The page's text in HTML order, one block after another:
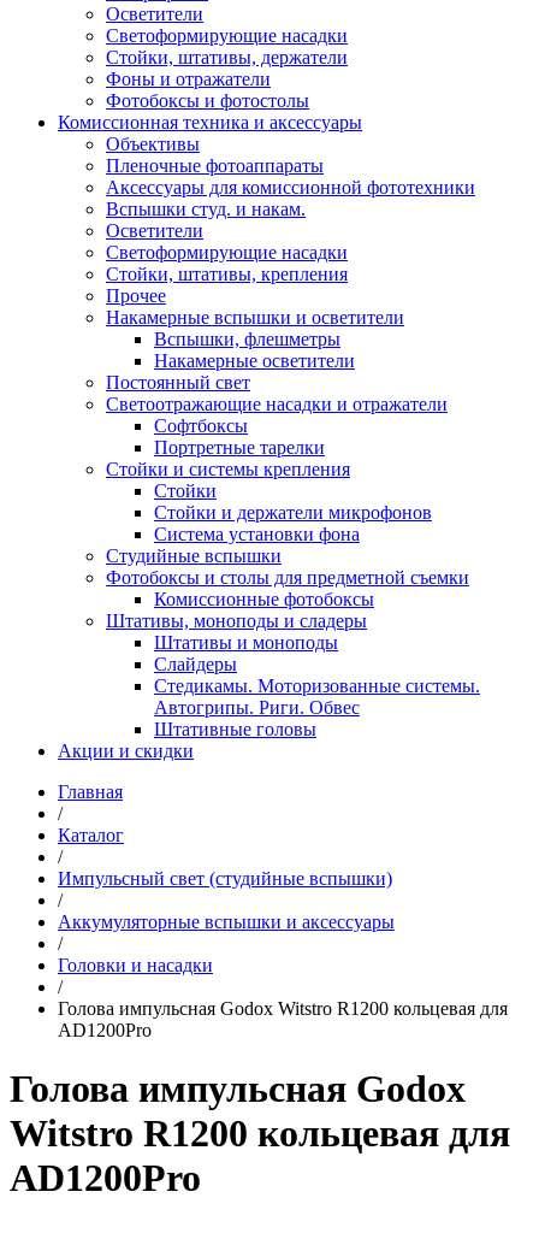
Осветители
Светоформирующие насадки
Стойки, штативы, держатели
Фоны и отражатели
Фотобоксы и фотостолы
Комиссионная техника и аксессуары
Объективы
Пленочные фотоаппараты
Аксессуары для комиссионной фототехники
Вспышки студ. и накам.
Осветители
Светоформирующие насадки
Стойки, штативы, крепления
Прочее
Накамерные вспышки и осветители
Вспышки, флешметры
Накамерные осветители
Постоянный свет
Светоотражающие насадки и отражатели
Софтбоксы
Портретные тарелки
Стойки и системы крепления
Стойки
Стойки и держатели микрофонов
Система установки фона
Студийные вспышки
Фотобоксы и столы для предметной съемки
Комиссионные фотобоксы
Штативы, моноподы и сладеры
Штативы и моноподы
Слайдеры
Стедикамы. Моторизованные системы.
Автогрипы. Риги. Обвес
Штативные головы
Акции и скидки
Главная
/
Каталог
/
Импульсный свет (студийные вспышки)
/
Аккумуляторные вспышки и аксессуары
/
Головки и насадки
/
Голова импульсная Godox Witstro R1200 кольцевая для
AD1200Pro
Голова импульсная Godox
Witstro R1200 кольцевая для
AD1200Pro